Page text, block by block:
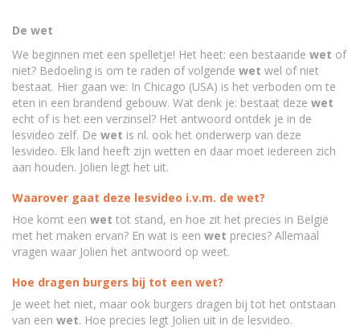
De wet
We beginnen met een spelletje! Het heet: een bestaande wet of
niet? Bedoeling is om te raden of volgende wet wel of niet
bestaat. Hier gaan we: In Chicago (USA) is het verboden om te
eten in een brandend gebouw. Wat denk je: bestaat deze wet
echt of is het een verzinsel? Het antwoord ontdek je in de
lesvideo zelf. De wet is nl. ook het onderwerp van deze
lesvideo. Elk land heeft zijn wetten en daar moet iedereen zich
aan houden. Jolien legt het uit.
Waarover gaat deze lesvideo i.v.m. de wet?
Hoe komt een wet tot stand, en hoe zit het precies in België
met het maken ervan? En wat is een wet precies? Allemaal
vragen waar Jolien het antwoord op weet.
Hoe dragen burgers bij tot een wet?
Je weet het niet, maar ook burgers dragen bij tot het ontstaan
van een wet. Hoe precies legt Jolien uit in de lesvideo.